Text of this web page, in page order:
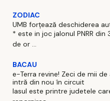
ZODIAC
UMB forțează deschiderea
* este in joc jalonul PNRR
de or ...
BACAU
e-Terra revine! Zeci de mii
intră din nou în circuit
Iasul este printre judetele